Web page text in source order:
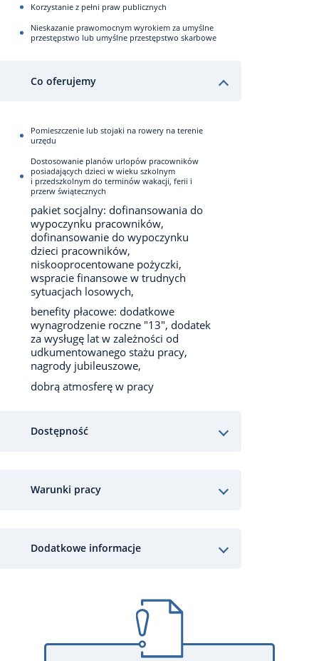
Korzystanie z pełni praw publicznych
Nieskazanie prawomocnym wyrokiem za umyślne
przestępstwo lub umyślne przestępstwo skarbowe
Co oferujemy
Pomieszczenie lub stojaki na rowery na terenie
urzędu
Dostosowanie planów urlopów pracowników
posiadających dzieci w wieku szkolnym
i przedszkolnym do terminów wakacji, ferii i
przerw świątecznych
pakiet socjalny: dofinansowania do
wypoczynku pracowników,
dofinansowanie do wypoczynku
dzieci pracowników,
niskooprocentowane pożyczki,
wspracie finansowe w trudnych
sytuacjach losowych,
benefity płacowe: dodatkowe
wynagrodzenie roczne "13", dodatek
za wysługę lat w zależności od
udkumentowanego stażu pracy,
nagrody jubileuszowe,
dobrą atmosferę w pracy
Dostępność
Warunki pracy
Dodatkowe informacje